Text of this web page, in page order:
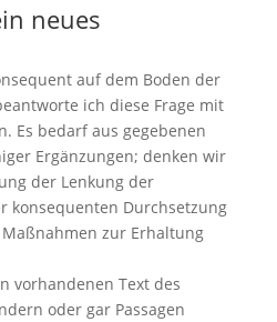
neues
auf dem Boden der
ich diese Frage mit
Es bedarf aus gegebenen
Ergänzungen; denken wir
der Lenkung der
konsequenten Durchsetzung
zur Erhaltung
vorhandenen Text des
oder gar Passagen